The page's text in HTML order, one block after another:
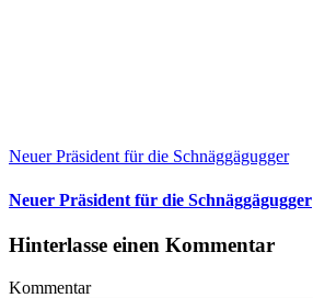
Neuer Präsident für die Schnäggägugger
Neuer Präsident für die Schnäggägugger
Hinterlasse einen Kommentar
Kommentar